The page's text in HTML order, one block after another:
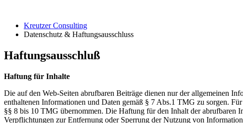
Kreutzer Consulting
Datenschutz & Haftungsausschluss
Haftungsausschluß
Haftung für Inhalte
Die auf den Web-Seiten abrufbaren Beiträge dienen nur der allgemeinen
enthaltenen Informationen und Daten gemäß § 7 Abs.1 TMG zu sorgen.
§§ 8 bis 10 TMG übernommen. Die Haftung für den Inhalt der abrufbaren
Verpflichtungen zur Entfernung oder Sperrung der Nutzung von